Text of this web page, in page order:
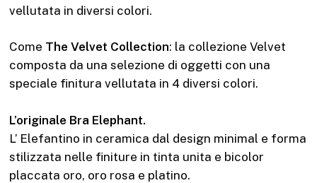
vellutata in diversi colori.
Come The Velvet Collection: la collezione Velvet
composta da una selezione di oggetti con una
speciale finitura vellutata in 4 diversi colori.
L’originale Bra Elephant.
L’ Elefantino in ceramica dal design minimal e forma
stilizzata nelle finiture in tinta unita e bicolor
placcata oro, oro rosa e platino.